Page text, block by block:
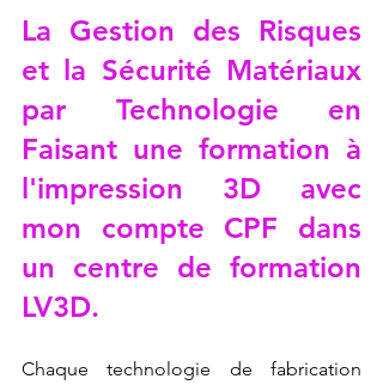
La Gestion des Risques
et la Sécurité Matériaux
Faisant une formation à
l'impression 3D avec
mon compte CPF dans
un centre de formation
LV3D.
Chaque technologie de fabrication